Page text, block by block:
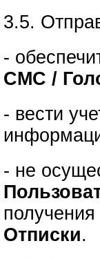
3.5.
-
СМС /
- вести
- не
получения
Отписки.